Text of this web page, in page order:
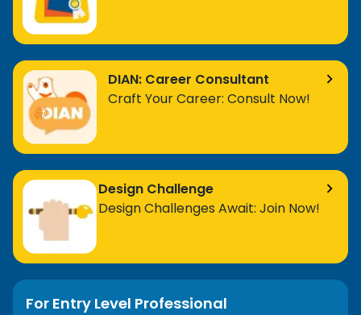
DIAN: Career Consultant
Craft Your Career: Consult Now!
Design Challenge
Design Challenges Await: Join Now!
For Entry Level Professional